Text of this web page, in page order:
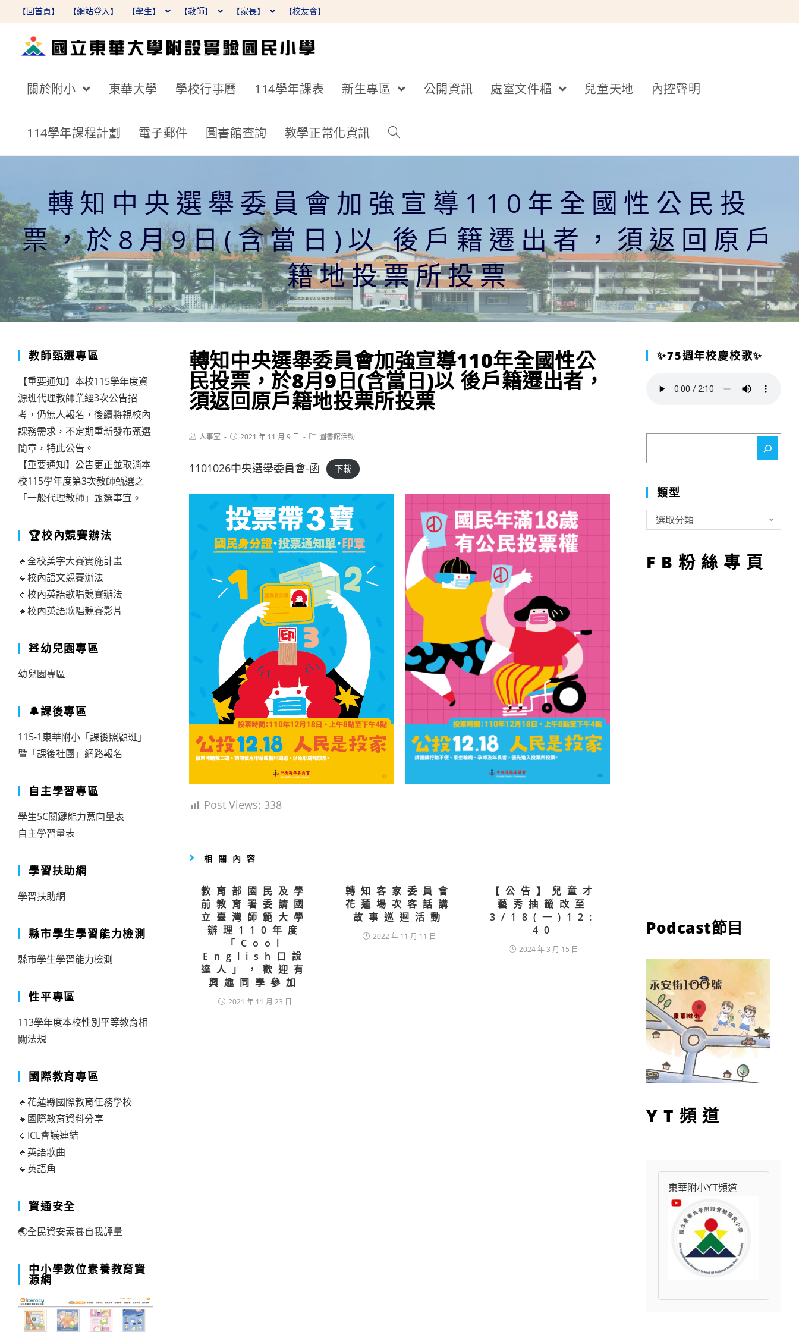
【回首頁】 【網站登入】 【學生】 【教師】 【家長】 【校友會】
關於附小 東華大學 學校行事曆 114學年課表 新生專區 公開資訊 處室文件櫃 兒童天地 內控聲明
114學年課程計劃 電子郵件 圖書館查詢 教學正常化資訊
轉知中央選舉委員會加強宣導110年全國性公民投
票，於8月9日(含當日)以 後戶籍遷出者，須返回原戶
籍地投票所投票
轉知中央選舉委員會加強宣導110年全國性公
民投票，於8月9日(含當日)以 後戶籍遷出者，
須返回原戶籍地投票所投票
Post人事室
Post2021 年 11 月 9 日
Post圖書館活動
1101026中央選舉委員會-函 下載
Post Views: 338
相關內容
教育部國民及學
前教育署委請國
立臺灣師範大學
辦理110年度
「Cool
English口說
達人」，歡迎有
興趣同學參加
2021 年 11 月 23 日
轉知客家委員會
花蓮場次客話講
故事巡迴活動
2022 年 11 月 11 日
【公告】兒童才
藝秀抽籤改至
3/18(一)12:
40
2024 年 3 月 15 日
教師甄選專區
【重要通知】本校115學年度資
源班代理教師業經3次公告招
考，仍無人報名，後續將視校內
課務需求，不定期重新發布甄選
簡章，特此公告。
【重要通知】公告更正並取消本
校115學年度第3次教師甄選之
「一般代理教師」甄選事宜。
🏆校內競賽辦法
🔹全校美字大賽實施計畫
🔹校內語文競賽辦法
🔹校內英語歌唱競賽辦法
🔹校內英語歌唱競賽影片
🧸幼兒園專區
幼兒園專區
🔔課後專區
115-1東華附小「課後照顧班」
暨「課後社團」網路報名
自主學習專區
學生5C關鍵能力意向量表
自主學習量表
學習扶助網
學習扶助網
縣市學生學習能力檢測
縣市學生學習能力檢測
性平專區
113學年度本校性別平等教育相
關法規
國際教育專區
🔹花蓮縣國際教育任務學校
🔹國際教育資料分享
🔹ICL會議連結
🔹英語歌曲
🔹英語角
資通安全
🌏全民資安素養自我評量
中小學數位素養教育資
源網
✨75週年校慶校歌✨
類型
型
選取分類
FB粉絲專頁
Podcast節目
YT頻道
東華附小YT頻道